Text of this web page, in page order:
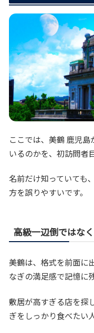
ここでは、美鶴 鹿児
いるのかを、初訪問者
名前だけ知っていても
方を誤りやすいです。
高級一辺倒ではな
美鶴は、格式を前面に
なぎの満足感で記憶に
敷居が高すぎる店を探
ぎをしっかり食べたい